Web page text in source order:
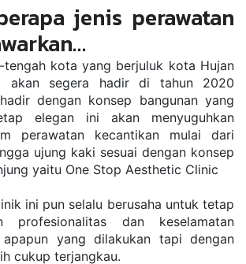
jenis perawatan
kota yang berjuluk kota Hujan
akan segera hadir di tahun 2020
dengan konsep bangunan yang
elegan ini akan menyuguhkan
perawatan kecantikan mulai dari
ujung kaki sesuai dengan konsep
yaitu One Stop Aesthetic Clinic
ini pun selalu berusaha untuk tetap
profesionalitas dan keselamatan
yang dilakukan tapi dengan
cukup terjangkau.